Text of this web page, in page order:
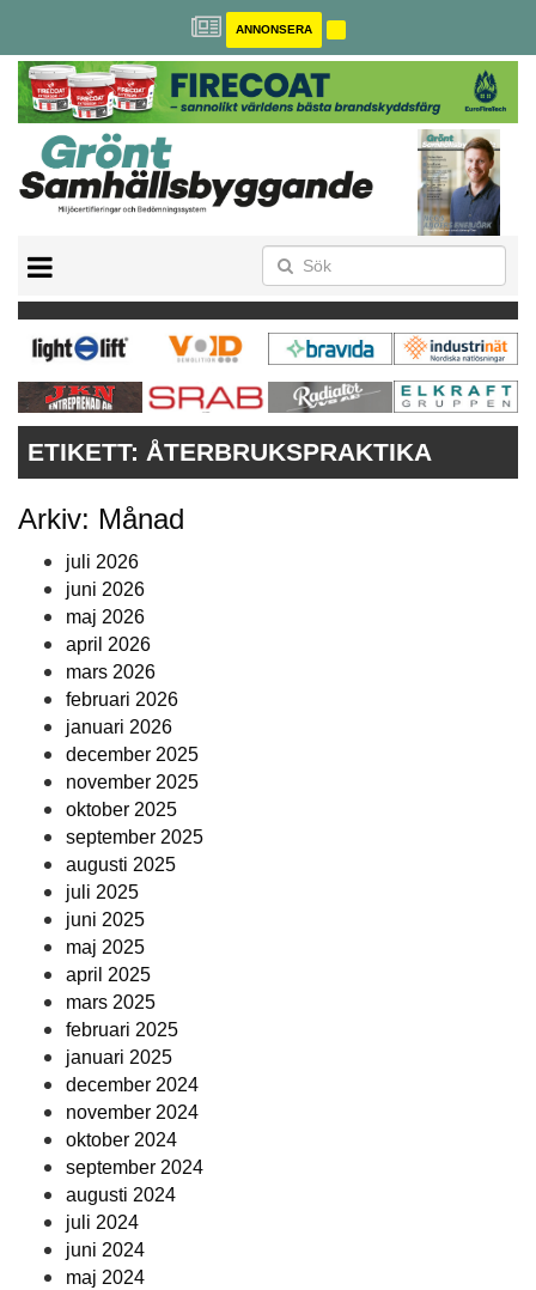
ANNONSERA
MILJÖBYGGNAD
NOLLCO2
CITYLAB
GREENBUILDING
ANNONSERA
ETIKETT: ÅTERBRUKSPRAKTIKA
Arkiv: Månad
juli 2026
juni 2026
maj 2026
april 2026
mars 2026
februari 2026
januari 2026
december 2025
november 2025
oktober 2025
september 2025
augusti 2025
juli 2025
juni 2025
maj 2025
april 2025
mars 2025
februari 2025
januari 2025
december 2024
november 2024
oktober 2024
september 2024
augusti 2024
juli 2024
juni 2024
maj 2024